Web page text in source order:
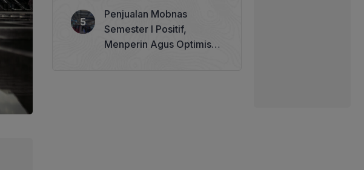
Penjualan Mobnas
Semester I Positif,
Menperin Agus Optimistis